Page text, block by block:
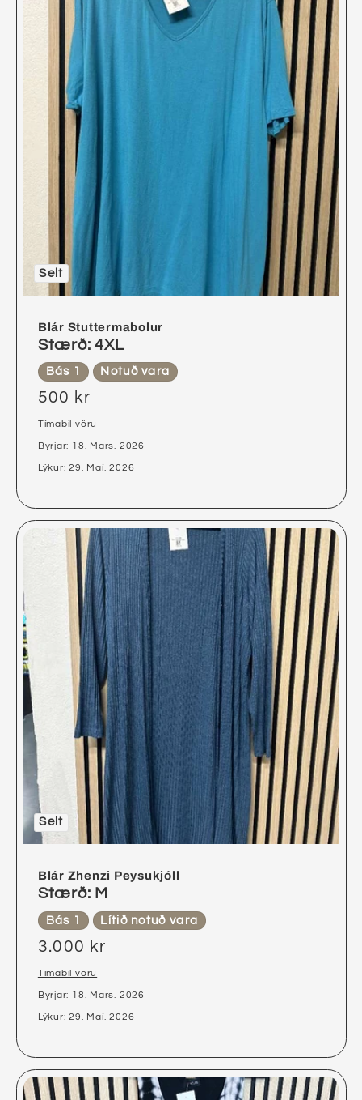
Selt
Blár Stuttermabolur
Stærð: 4XL
Bás 1 Notuð vara
500 kr
Tímabil vöru
Byrjar: 18. Mars. 2026
Lýkur: 29. Maí. 2026
Selt
Blár Zhenzi Peysukjóll
Stærð: M
Bás 1 Lítið notuð vara
3.000 kr
Tímabil vöru
Byrjar: 18. Mars. 2026
Lýkur: 29. Maí. 2026